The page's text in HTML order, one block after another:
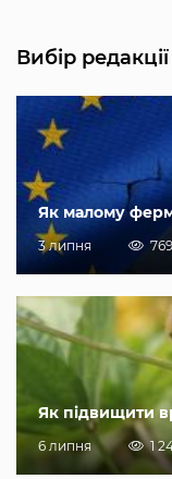
Вибір редакції
Як малому
3 липня 769
Як підвищити
6 липня 1